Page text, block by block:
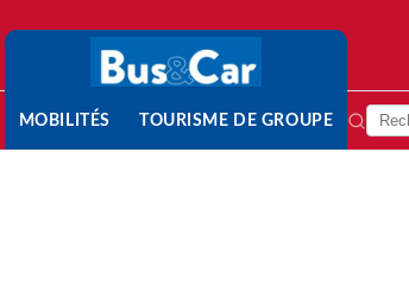
MOBILITÉS TOURISME DE GROUPE